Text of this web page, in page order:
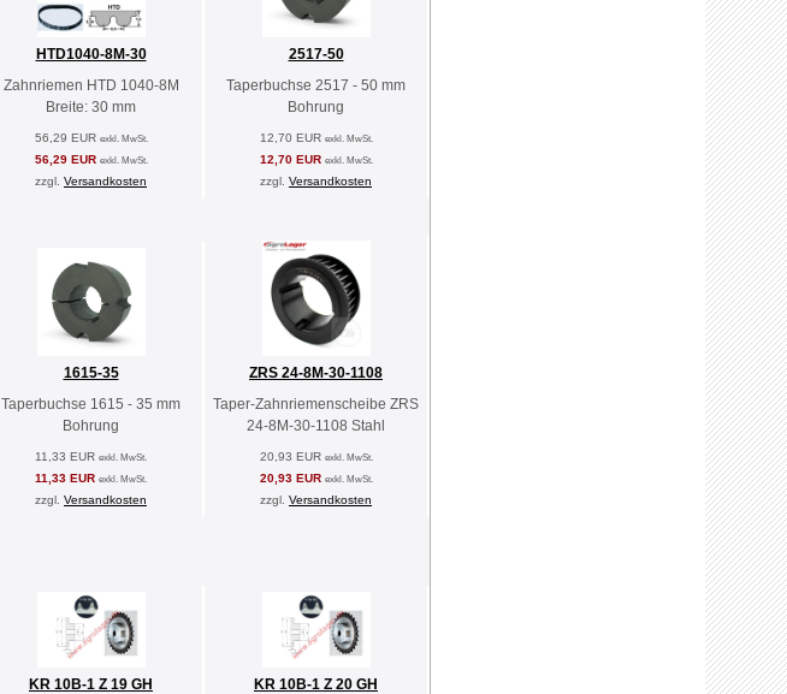
HTD1040-8M-30
Zahnriemen HTD 1040-8M
Breite: 30 mm
56,29 EUR exkl. MwSt.
56,29 EUR exkl. MwSt.
zzgl. Versandkosten
2517-50
Taperbuchse 2517 - 50 mm
Bohrung
12,70 EUR exkl. MwSt.
12,70 EUR exkl. MwSt.
zzgl. Versandkosten
1615-35
Taperbuchse 1615 - 35 mm
Bohrung
11,33 EUR exkl. MwSt.
11,33 EUR exkl. MwSt.
zzgl. Versandkosten
ZRS 24-8M-30-1108
Taper-Zahnriemenscheibe ZRS
24-8M-30-1108 Stahl
20,93 EUR exkl. MwSt.
20,93 EUR exkl. MwSt.
zzgl. Versandkosten
KR 10B-1 Z 19 GH
KR 10B-1 Z 20 GH